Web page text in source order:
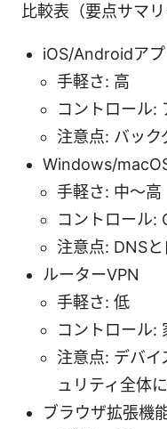
比較表（要点サマリ
iOS/Androidアプ
手軽さ: 高
コントロール:
注意点: バッ
Windows/
手軽さ: 中〜高
コントロール:
注意点: DNS
ルーターVPN
手軽さ: 低
コントロール:
注意点: デバイ
ュリティ全体
ブラウザ拡張機